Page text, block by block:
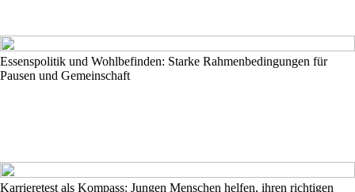
Essenspolitik und Wohlbefinden: Starke Rahmenbedingungen für
Pausen und Gemeinschaft
Karrieretest als Kompass: Jungen Menschen helfen, ihren richtigen